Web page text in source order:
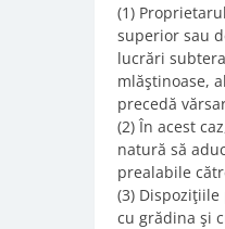
(1)
superior sau
lucrări
mlăştinoase,
precedă
(2) În acest
natură să
prealabile
(3)
cu grădina şi